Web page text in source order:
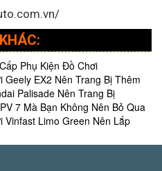
Phụ Kiện Đồ Chơi
EX2 Nên Trang Bị Thêm
Palisade Nên Trang Bị
7 Mà Bạn Không Nên Bỏ Qua
Limo Green Nên Lắp